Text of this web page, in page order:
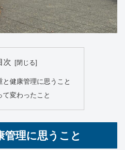
次
と健康管理に思うこと
て変わったこと
管理に思うこと